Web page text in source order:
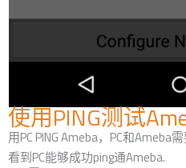
使用PING测试
用PC PING Ameba，PC和
看到PC能够成功ping通Ameba.